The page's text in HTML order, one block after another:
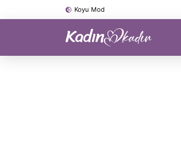
Koyu Mod